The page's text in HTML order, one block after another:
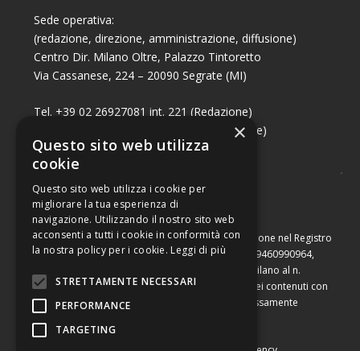
Sede operativa:
(redazione, direzione, amministrazione, diffusione)
Centro Dir. Milano Oltre, Palazzo Tintoretto
Via Cassanese, 224 – 20090 Segrate (MI)
Tel. +39 02 26927081 int. 221 (Redazione)
Tel. +39 02 26927081 int. 224 (Commerciale)
Fax +39 02 26951006
Capitale sociale di Euro 10.000,00 – Numero di iscrizione nel Registro
delle Imprese di Milano, partita Iva e codice fiscale 09460990964,
iscritta al Repertorio Economico Amministrativo di Milano al n.
2091710. È vietata la riproduzione, anche parziale, dei contenuti con
qualsiasi mezzo, compresa la stampa, se non espressamente
×
Questo sito web utilizza
cookie
Questo sito web utilizza i cookie per
migliorare la tua esperienza di
navigazione. Utilizzando il nostro sito web
acconsenti a tutti i cookie in conformità con
la nostra policy per i cookie. Leggi di più
STRETTAMENTE NECESSARI
PERFORMANCE
TARGETING